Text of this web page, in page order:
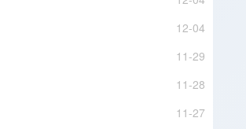
12-04
11-29
11-28
11-27